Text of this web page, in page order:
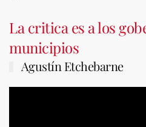
La critica es a los
municipios
Agustín Etchebarne